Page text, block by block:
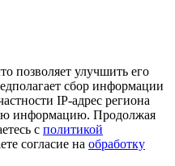
позволяет улучшить его
сбор информации
IP-адрес региона
информацию. Продолжая
с политикой
согласие на обработку